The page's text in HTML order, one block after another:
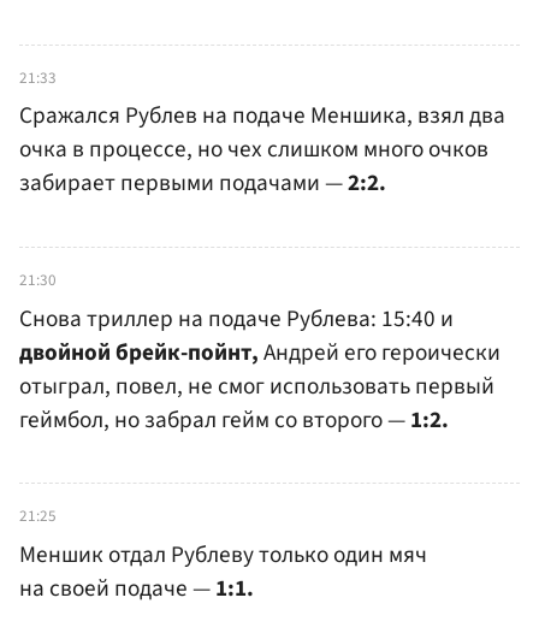
21:33
Сражался Рублев на подаче Меншика, взял два
очка в процессе, но чех слишком много очков
забирает первыми подачами —2:2.
21:30
Снова триллер на подаче Рублева: 15:40 и
двойной брейк-пойнт,Андрей его героически
отыграл, повел, не смог использовать первый
геймбол, но забрал гейм со второго —1:2.
21:25
Меншик отдал Рублеву только один мяч
на своей подаче —1:1.